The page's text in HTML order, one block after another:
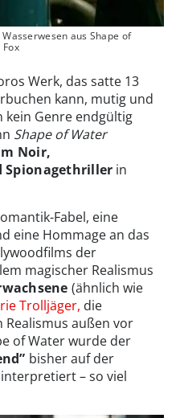
aus Shape of
Werk, das satte 13
kann, mutig und
kein Genre endgültig
Shape of Water
Noir,
Spionagethriller in
Fabel, eine
eine Hommage an das
der
magischer Realismus
(ähnlich wie
Trolljäger, die
außen vor
of Water wurde der
bisher auf der
– so viel